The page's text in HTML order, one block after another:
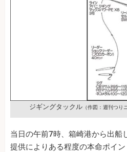
ジギングタックル （作図：週刊つり
当日の午前7時、箱崎港から出船
提供によりある程度の本命ポイ